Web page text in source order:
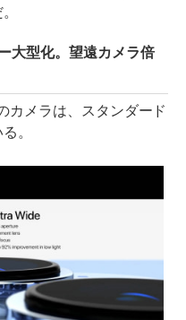
大型化。望遠カメラ倍
メラは、スタンダード
。